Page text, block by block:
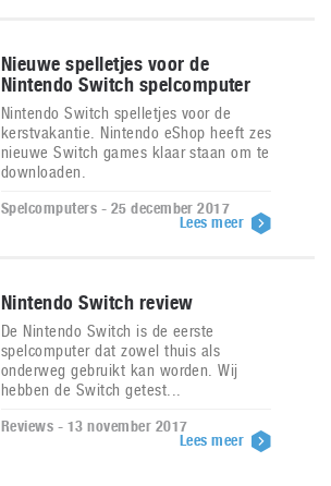
Nieuwe spelletjes voor de
Nintendo Switch spelcomputer
Nintendo Switch spelletjes voor de
kerstvakantie. Nintendo eShop heeft zes
nieuwe Switch games klaar staan om te
downloaden.
Spelcomputers - 25 december 2017
Lees meer
Nintendo Switch review
De Nintendo Switch is de eerste
spelcomputer dat zowel thuis als
onderweg gebruikt kan worden. Wij
hebben de Switch getest...
Reviews - 13 november 2017
Lees meer